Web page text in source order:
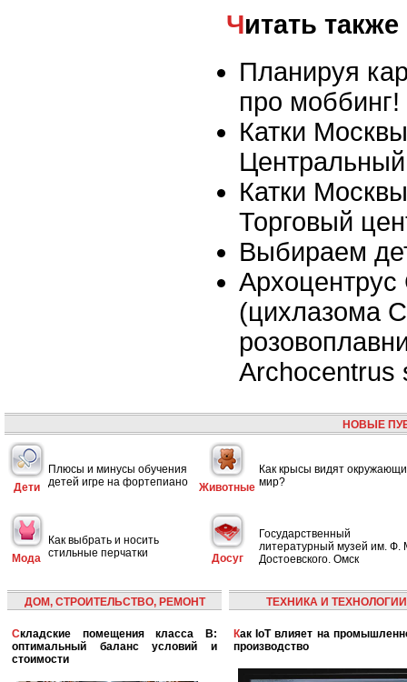
Читать также
Планируя
про моббинг!
Катки
Катки
Торговый
Выбираем
(цихлазома
Archocentrus
НОВЫЕ
Дети
Плюсы и минусы обучения
детей игре на фортепиано
Животные
Как крысы видят
мир?
Мода
Как выбрать и носить
стильные перчатки
Досуг
Государственный
литературный музей им. Ф.
Достоевского. Омск
ДОМ, СТРОИТЕЛЬСТВО, РЕМОНТ
Складские помещения класса B:
оптимальный баланс условий и
стоимости
ТЕХНИКА И ТЕХНОЛОГИИ
Как IoT влияет на промышленность и
производство